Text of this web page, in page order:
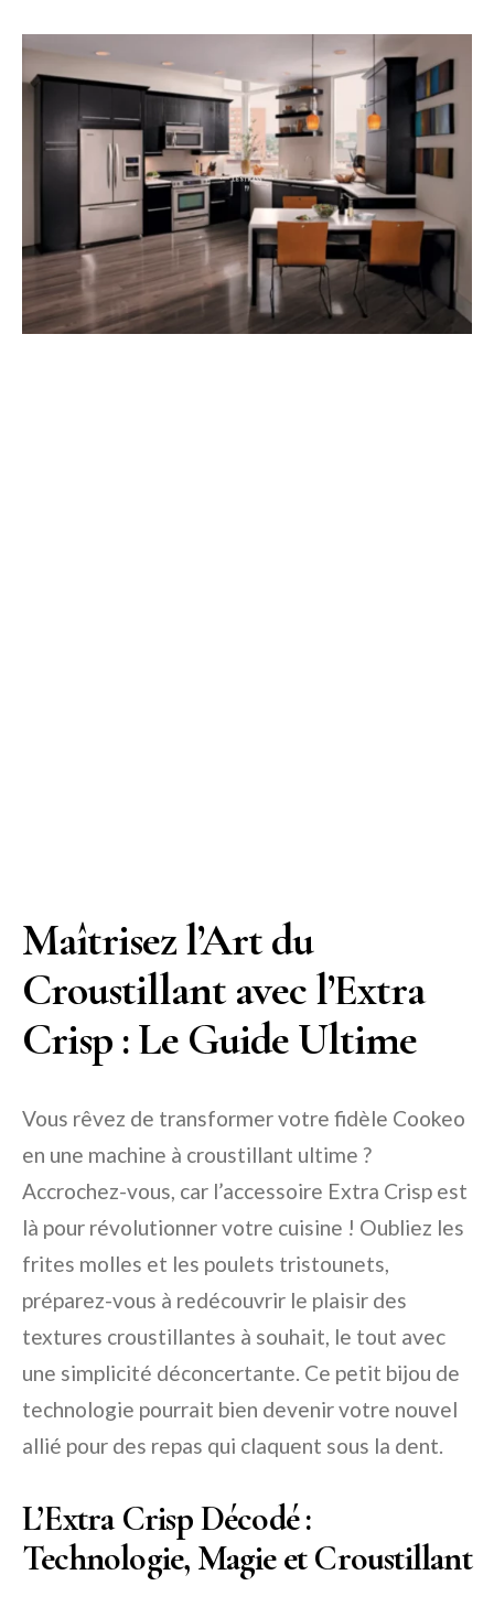
Maîtrisez l’Art du
Croustillant avec l’Extra
Crisp : Le Guide Ultime
Vous rêvez de transformer votre fidèle Cookeo
en une machine à croustillant ultime ?
Accrochez-vous, car l’accessoire Extra Crisp est
là pour révolutionner votre cuisine ! Oubliez les
frites molles et les poulets tristounets,
préparez-vous à redécouvrir le plaisir des
textures croustillantes à souhait, le tout avec
une simplicité déconcertante. Ce petit bijou de
technologie pourrait bien devenir votre nouvel
allié pour des repas qui claquent sous la dent.
L’Extra Crisp Décodé :
Technologie, Magie et Croustillant